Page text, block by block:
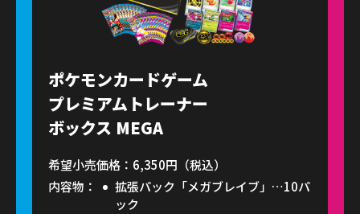
ポケモンカードゲーム
プレミアムトレーナー
ボックス MEGA
希望小売価格：6,350円（税込）
内容物：
拡張パック「メガブレイブ」…10パ
ック